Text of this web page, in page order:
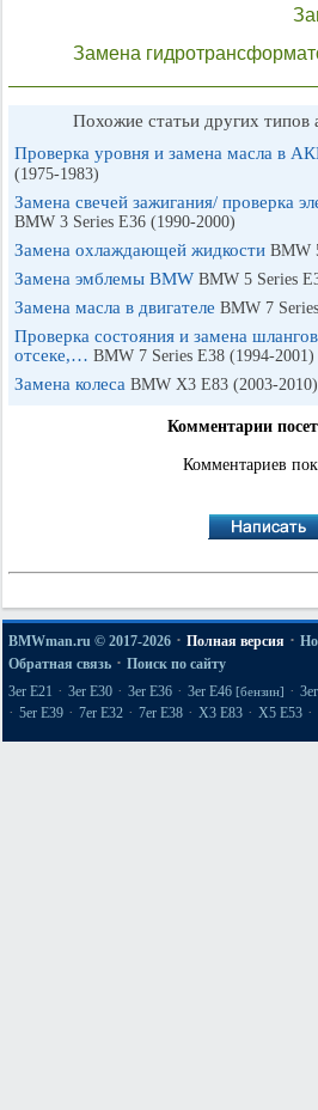
Замена
Похожие статьи других
Проверка уровня и замена масла в
(1975-1983)
Замена свечей зажигания/ проверка
BMW 3 Series E36 (1990-2000)
Замена охлаждающей жидкости BMW
Замена эмблемы BMW BMW 5 Series
Замена масла в двигателе BMW 7
Проверка состояния и замена
отсеке,… BMW 7 Series E38 (1994-2001)
Замена колеса BMW X3 E83 (2003-2010)
Комментарии
Комментариев
BMWman.ru © 2017-2026 · Полная версия ·
Обратная связь · Поиск по сайту
3er E21 · 3er E30 · 3er E36 · 3er E46 [бензин] ·
· 5er E39 · 7er E32 · 7er E38 · X3 E83 · X5 E53 ·